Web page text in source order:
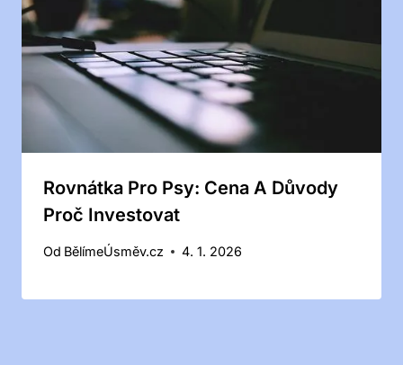
Rovnátka Pro Psy: Cena A Důvody
Proč Investovat
Od BělímeÚsměv.cz 4. 1. 2026